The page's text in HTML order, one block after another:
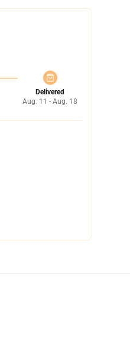
Delivered
Aug. 11 - Aug. 18